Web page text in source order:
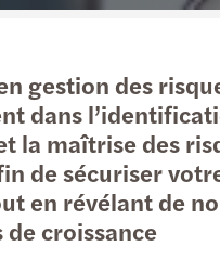
gestion des
dans
la maîtrise des
de sécuriser
en révélant de
croissance